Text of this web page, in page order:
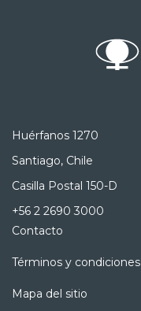
Huérfanos 1270
Santiago, Chile
Casilla Postal 150-D
+56 2 2690 3000
Contacto
Términos y condiciones
Mapa del sitio